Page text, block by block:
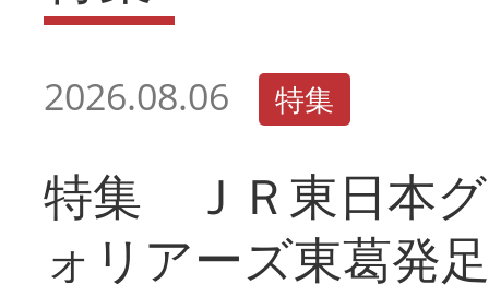
2026.08.06 特集
特集 ＪＲ東日本
ォリアーズ東葛発足